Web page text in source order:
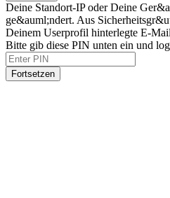
Deine Standort-IP oder Deine
ge&auml;ndert. Aus
Deinem Userprofil hinterlegte E-
Bitte gib diese PIN unten ein und
Fortsetzen